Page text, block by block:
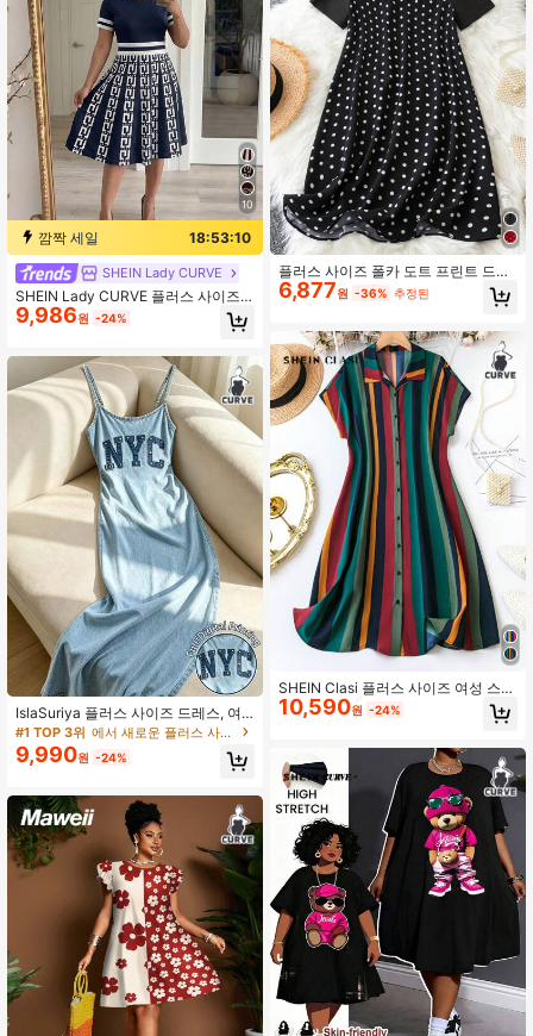
10
깜짝 세일 18:53:09
SHEIN Lady CURVE
SHEIN Lady CURVE 플러스 사이즈
여성 기하학적 줄무늬 프린트 라운드
넥 반팔 우아한 드레스
9,986원 -24%
IslaSuriya 플러스 사이즈 드레스, 여
성 의상, 여성 드레스, 현재 트렌드, 패
션 드레스, 스트랩 드레스, 슬링 드레
스, 맥시 드레스, 롱 드레스
#1 TOP 3위 에서 새로운 플러스 사이즈 드레스
9,990원 -24%
플러스 사이즈 폴카 도트 프린트 드레
스, 여름용
6,877원 -36% 추정된
SHEIN Clasi 플러스 사이즈 여성 스트
라이프 버튼다운 셔츠 드레스, 여름
10,590원 -24%